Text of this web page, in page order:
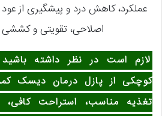
عملکرد، کاهش درد و پیشگیری از
اصلاحی، تقویتی و کششی
لازم است در نظر داشته
کوچکی از پازل درمان دیسک
تغذیه مناسب، استراحت